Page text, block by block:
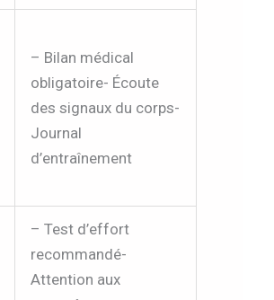
– Bilan médical
obligatoire- Écoute
des signaux du corps-
Journal
d’entraînement
– Test d’effort
recommandé-
Attention aux